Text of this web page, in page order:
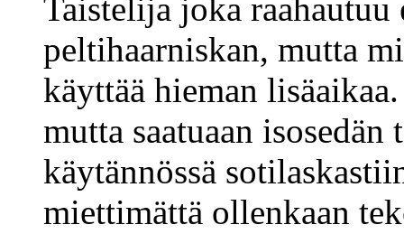
Taistelija joka raahautuu
peltihaarniskan, mutta
käyttää hieman
mutta saatuaan
käytännössä
miettimättä ollenkaan